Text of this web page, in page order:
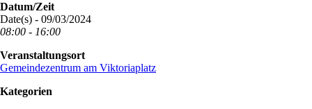
Datum/Zeit
Date(s) - 09/03/2024
08:00 - 16:00
Veranstaltungsort
Gemeindezentrum am Viktoriaplatz
Kategorien